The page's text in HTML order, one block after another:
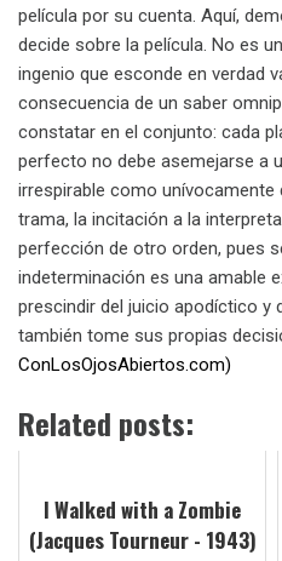
película por su cuenta. Aquí,
decide sobre la película. No es
ingenio que esconde en verdad
consecuencia de un saber
constatar en el conjunto: cada
perfecto no debe asemejarse a
irrespirable como
trama, la incitación a la
perfección de otro orden, pues
indeterminación es una amable
prescindir del juicio apodíctico y
también tome sus propias
ConLosOjosAbiertos.com)
Related posts:
I Walked with a Zombie
(Jacques Tourneur - 1943)